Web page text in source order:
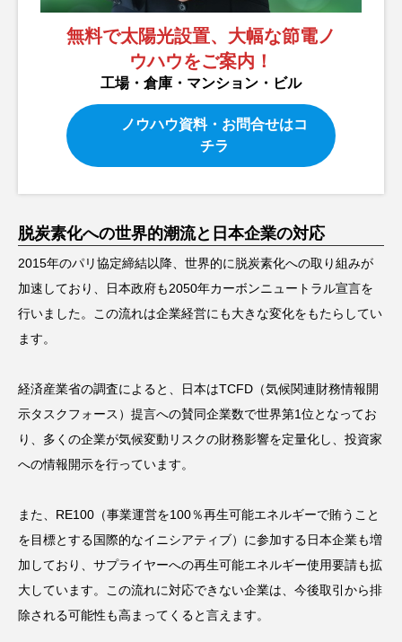
無料で太陽光設置、大幅な節電ノ
ウハウをご案内！
工場・倉庫・マンション・ビル
ノウハウ資料・お問合せはコ
チラ
脱炭素化への世界的潮流と日本企業の対応
2015年のパリ協定締結以降、世界的に脱炭素化への取り組みが
加速しており、日本政府も2050年カーボンニュートラル宣言を
行いました。この流れは企業経営にも大きな変化をもたらしてい
ます。
経済産業省の調査によると、日本はTCFD（気候関連財務情報開
示タスクフォース）提言への賛同企業数で世界第1位となってお
り、多くの企業が気候変動リスクの財務影響を定量化し、投資家
への情報開示を行っています。
また、RE100（事業運営を100％再生可能エネルギーで賄うこと
を目標とする国際的なイニシアティブ）に参加する日本企業も増
加しており、サプライヤーへの再生可能エネルギー使用要請も拡
大しています。この流れに対応できない企業は、今後取引から排
除される可能性も高まってくると言えます。